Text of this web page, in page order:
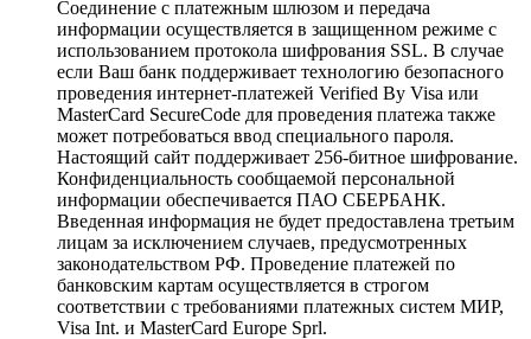
Соединение с платежным шлюзом и передача
информации осуществляется в защищенном режиме с
использованием протокола шифрования SSL. В случае
если Ваш банк поддерживает технологию безопасного
проведения интернет-платежей Verified By Visa или
MasterCard SecureCode для проведения платежа также
может потребоваться ввод специального пароля.
Настоящий сайт поддерживает 256-битное шифрование.
Конфиденциальность сообщаемой персональной
информации обеспечивается ПАО СБЕРБАНК.
Введенная информация не будет предоставлена третьим
лицам за исключением случаев, предусмотренных
законодательством РФ. Проведение платежей по
банковским картам осуществляется в строгом
соответствии с требованиями платежных систем МИР,
Visa Int. и MasterCard Europe Sprl.